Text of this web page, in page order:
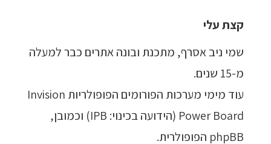
קצת עלי
שמי ניב אסרף, מתכנת ובונה אתרים כבר למעלה
מ-15 שנים.
עוד מימי מערכות הפורומים הפופולריות Invision
Power Board (הידועה בכינוי: IPB) וכמובן,
phpBB הפופולרית.